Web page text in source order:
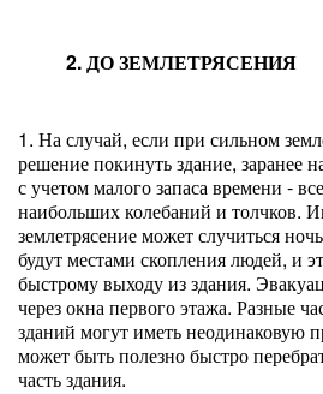
2. ДО ЗЕМЛЕТРЯСЕНИЯ
1. На случай, если при сильном
решение покинуть здание, заранее
с учетом малого запаса времени -
наибольших колебаний и толчков.
землетрясение может случиться
будут местами скопления людей, и
быстрому выходу из здания.
через окна первого этажа. Разные
зданий могут иметь неодинаковую
может быть полезно быстро
часть здания.